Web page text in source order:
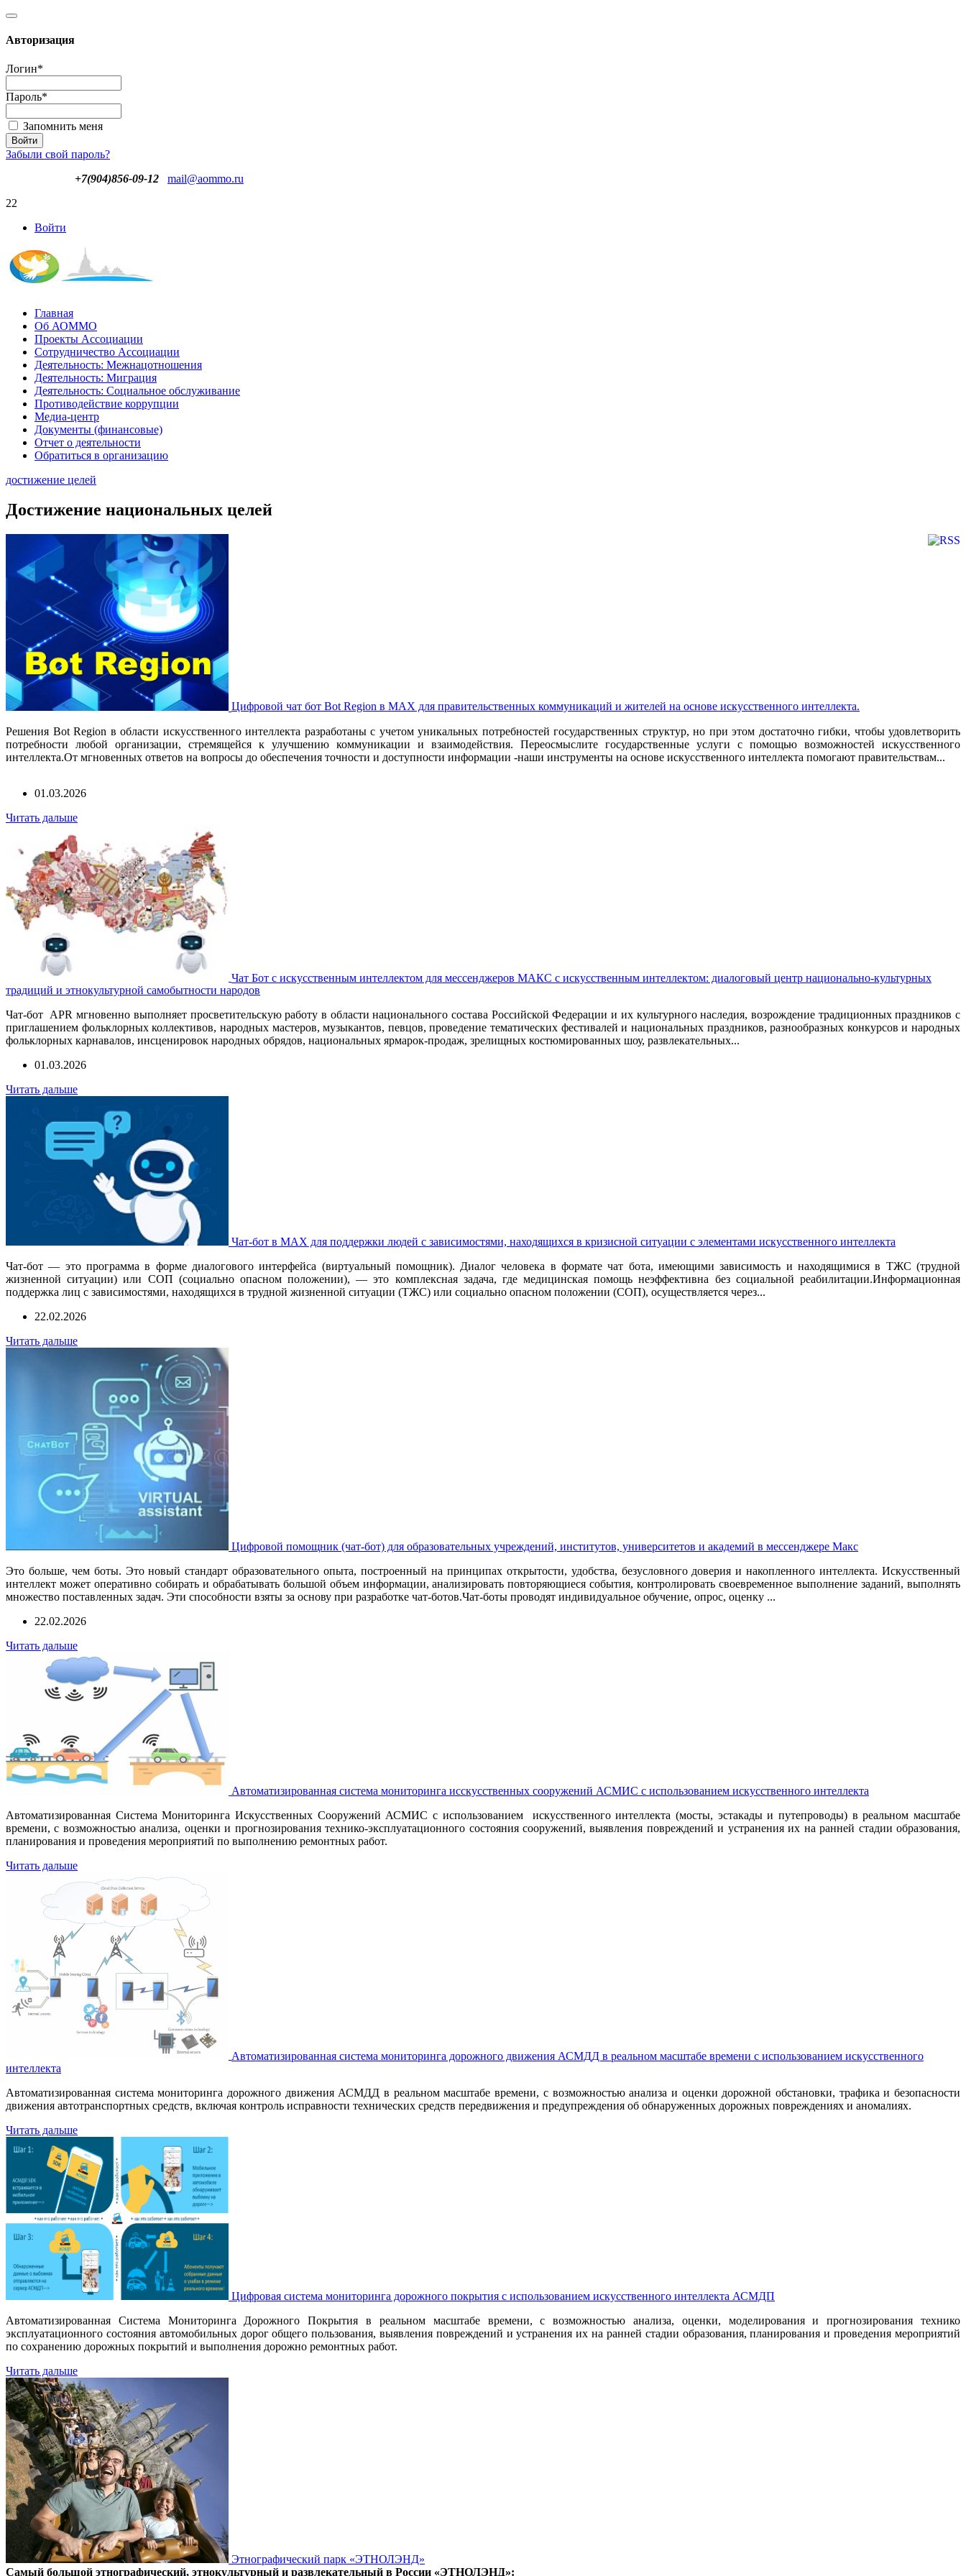
Авторизация
Логин*
Пароль*
Запомнить меня
Забыли свой пароль?
+7(904)856-09-12
mail@aommo.ru
22
Войти
Главная
Об АОММО
Проекты Ассоциации
Сотрудничество Ассоциации
Деятельность: Межнацотношения
Деятельность: Миграция
Деятельность: Социальное обслуживание
Противодействие коррупции
Медиа-центр
Документы (финансовые)
Отчет о деятельности
Обратиться в организацию
достижение целей
Достижение национальных целей
Цифровой чат бот Вot Region в MAX для правительственных коммуникаций и жителей на основе искусственного интеллекта.
Решения Вot Region в области искусственного интеллекта разработаны с учетом уникальных потребностей государственных структур, но при этом достаточно гибки, чтобы удовлетворить
потребности любой организации, стремящейся к улучшению коммуникации и взаимодействия. Переосмыслите государственные услуги с помощью возможностей искусственного
интеллекта.От мгновенных ответов на вопросы до обеспечения точности и доступности информации -наши инструменты на основе искусственного интеллекта помогают правительствам...
01.03.2026
Читать дальше
Чат Бот с искусственным интеллектом для мессенджеров МАКС с искусственным интеллектом: диалоговый центр национально-культурных
традиций и этнокультурной самобытности народов
Чат-бот APR мгновенно выполняет просветительскую работу в области национального состава Российской Федерации и их культурного наследия, возрождение традиционных праздников с
приглашением фольклорных коллективов, народных мастеров, музыкантов, певцов, проведение тематических фестивалей и национальных праздников, разнообразных конкурсов и народных
фольклорных карнавалов, инсценировок народных обрядов, национальных ярмарок-продаж, зрелищных костюмированных шоу, развлекательных...
01.03.2026
Читать дальше
Чат-бот в MAX для поддержки людей с зависимостями, находящихся в кризисной ситуации с элементами искусственного интеллекта
Чат-бот — это программа в форме диалогового интерфейса (виртуальный помощник). Диалог человека в формате чат бота, имеющими зависимость и находящимися в ТЖС (трудной
жизненной ситуации) или СОП (социально опасном положении), — это комплексная задача, где медицинская помощь неэффективна без социальной реабилитации.Информационная
поддержка лиц с зависимостями, находящихся в трудной жизненной ситуации (ТЖС) или социально опасном положении (СОП), осуществляется через...
22.02.2026
Читать дальше
Цифровой помощник (чат-бот) для образовательных учреждений, институтов, университетов и академий в мессенджере Макс
Это больше, чем боты. Это новый стандарт образовательного опыта, построенный на принципах открытости, удобства, безусловного доверия и накопленного интеллекта. Искусственный
интеллект может оперативно собирать и обрабатывать большой объем информации, анализировать повторяющиеся события, контролировать своевременное выполнение заданий, выполнять
множество поставленных задач. Эти способности взяты за основу при разработке чат-ботов.Чат-боты проводят индивидуальное обучение, опрос, оценку ...
22.02.2026
Читать дальше
Автоматизированная система мониторинга исскусственных сооружений АСМИС с использованием искусственного интеллекта
Автоматизированная Система Мониторинга Искусственных Сооружений АСМИС с использованием искусственного интеллекта (мосты, эстакады и путепроводы) в реальном масштабе
времени, с возможностью анализа, оценки и прогнозирования технико-эксплуатационного состояния сооружений, выявления повреждений и устранения их на ранней стадии образования,
планирования и проведения мероприятий по выполнению ремонтных работ.
Читать дальше
Автоматизированная cистема мониторинга дорожного движения АСМДД в реальном масштабе времени с использованием искусственного
интеллекта
Автоматизированная система мониторинга дорожного движения АСМДД в реальном масштабе времени, с возможностью анализа и оценки дорожной обстановки, трафика и безопасности
движения автотранспортных средств, включая контроль исправности технических средств передвижения и предупреждения об обнаруженных дорожных повреждениях и аномалиях.
Читать дальше
Цифровая система мониторинга дорожного покрытия с использованием искусственного интеллекта АСМДП
Автоматизированная Система Мониторинга Дорожного Покрытия в реальном масштабе времени, с возможностью анализа, оценки, моделирования и прогнозирования технико
эксплуатационного состояния автомобильных дорог общего пользования, выявления повреждений и устранения их на ранней стадии образования, планирования и проведения мероприятий
по сохранению дорожных покрытий и выполнения дорожно ремонтных работ.
Читать дальше
Этнографический парк «ЭТНОЛЭНД»
Самый большой этнографический, этнокультурный и развлекательный в России «ЭТНОЛЭНД»: